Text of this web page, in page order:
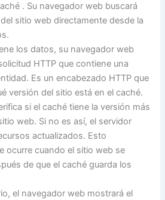
. Su navegador web buscará
sitio web directamente desde la
los datos, su navegador web
HTTP que contiene una
Es un encabezado HTTP que
versión del sitio está en el caché.
si el caché tiene la versión más
web. Si no es así, el servidor
actualizados. Esto
ocurre cuando el sitio web se
de que el caché guarda los
el navegador web mostrará el